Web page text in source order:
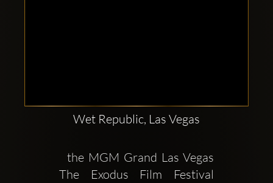
Wet Republic, Las Vegas
  the MGM Grand Las Vegas
The Exodus Film Festival